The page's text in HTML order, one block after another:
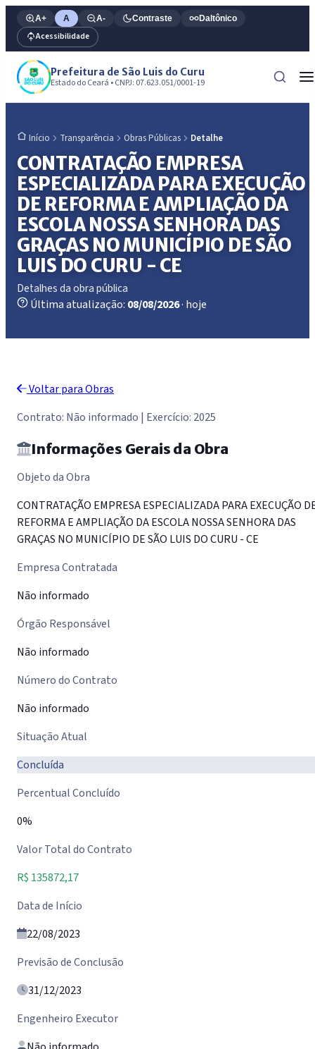
A+ A A- Contraste Daltônico
Acessibilidade
Prefeitura de São Luis do Curu
Estado do Ceará • CNPJ: 07.623.051/0001-19
Início Transparência Obras Públicas Detalhe
CONTRATAÇÃO EMPRESA
ESPECIALIZADA PARA EXECUÇÃO
DE REFORMA E AMPLIAÇÃO DA
ESCOLA NOSSA SENHORA DAS
GRAÇAS NO MUNICÍPIO DE SÃO
LUIS DO CURU - CE
Detalhes da obra pública
Última atualização: 08/08/2026· hoje
Voltar para Obras
Contrato: Não informado | Exercício: 2025
Informações Gerais da Obra
Objeto da Obra
CONTRATAÇÃO EMPRESA ESPECIALIZADA PARA EXECUÇÃO
REFORMA E AMPLIAÇÃO DA ESCOLA NOSSA SENHORA DAS
GRAÇAS NO MUNICÍPIO DE SÃO LUIS DO CURU - CE
Empresa Contratada
Não informado
Órgão Responsável
Não informado
Número do Contrato
Não informado
Situação Atual
Concluída
Percentual Concluído
0%
Valor Total do Contrato
R$ 135872,17
Data de Início
22/08/2023
Previsão de Conclusão
31/12/2023
Engenheiro Executor